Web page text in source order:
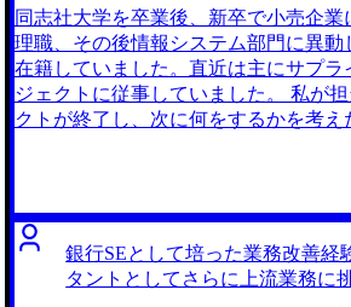
や、未経験からの転職の際の注意点
くれたので安心して任せられると思え
は、卒業した大学が同じだったり、人
代に手掛けていたりと、私との共通点
ントさんと比べて深く私のことを理解
ただけて良かったです。 面接対策を
したことです。結果として自分のや
ァームから内定をもらえました。
知り合い経由で応募したファームか
でした。やはりコンサルタントへの転
同志社大学を卒業後、新卒で小売企
理職、その後情報システム部門に異動
在籍していました。直近は主にサプラ
ジェクトに従事していました。 私が
クトが終了し、次に何をするかを考
う仕事はできないと思い、転職を決意
上流の仕事に就きたいという思いを
たところ、ITコンサルタントという領
た。そこなら自身が情シスで培ったス
銀行SEとして培った業務改善経
タントとしてさらに上流業務に